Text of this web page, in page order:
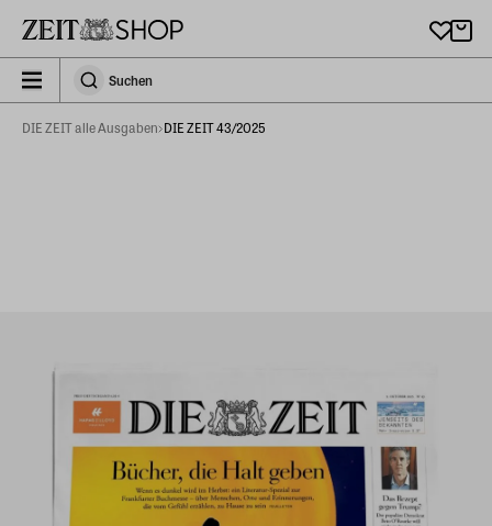
zeit_storefront.components.search.collapsed
SuchenSuchen
DIE ZEIT alle Ausgaben DIE ZEIT 43/2025